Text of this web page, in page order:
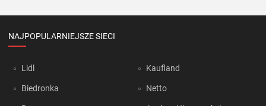
NAJPOPULARNIEJSZE SIECI
Lidl
Biedronka
Kaufland
Netto